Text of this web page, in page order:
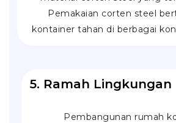
Pemakaian corten steel
kontainer tahan di berbagai
5. Ramah Lingkungan
Pembangunan rumah